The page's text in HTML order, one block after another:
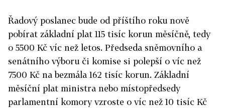
Řadový poslanec bude od příštího roku nově
pobírat základní plat 115 tisíc korun měsíčně, tedy
o 5500 Kč víc než letos. Předseda sněmovního a
senátního výboru či komise si polepší o víc než
7500 Kč na bezmála 162 tisíc korun. Základní
měsíční plat ministra nebo místopředsedy
parlamentní komory vzroste o víc než 10 tisíc Kč